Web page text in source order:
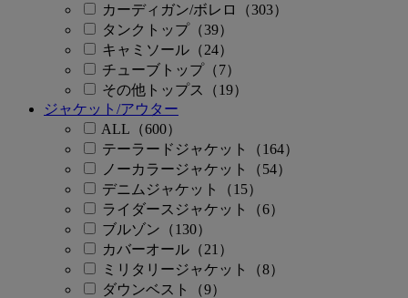
カーディガン/ボレロ（303）
タンクトップ（39）
キャミソール（24）
チューブトップ（7）
その他トップス（19）
ジャケット/アウター
ALL（600）
テーラードジャケット（164）
ノーカラージャケット（54）
デニムジャケット（15）
ライダースジャケット（6）
ブルゾン（130）
カバーオール（21）
ミリタリージャケット（8）
ダウンベスト（9）